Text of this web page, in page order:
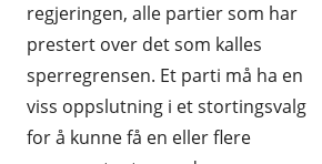
regjeringen, alle partier som har
prestert over det som kalles
sperregrensen. Et parti må ha en
viss oppslutning i et stortingsvalg
for å kunne få en eller flere